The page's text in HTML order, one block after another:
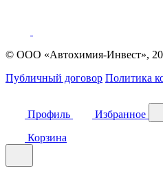
© ООО «Автохимия-Инвест»,
Публичный договор Политика
Профиль Избранное
Корзина